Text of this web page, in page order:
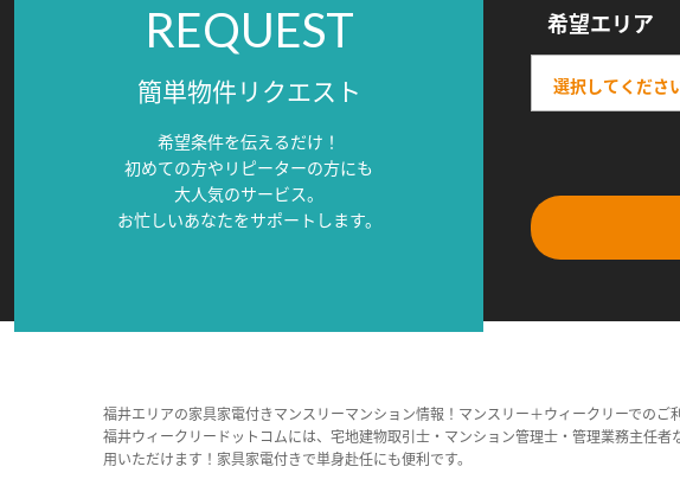
REQUEST
簡単物件リクエスト
希望条件を伝えるだけ！
初めての方やリピーターの方にも
大人気のサービス。
お忙しいあなたをサポートします。
希望エリア
福井エリアの家具家電付きマンスリーマンション情報！マンスリー＋ウィークリーでの
福井ウィークリードットコムには、宅地建物取引士・マンション管理士・管理業務主任
用いただけます！家具家電付きで単身赴任にも便利です。